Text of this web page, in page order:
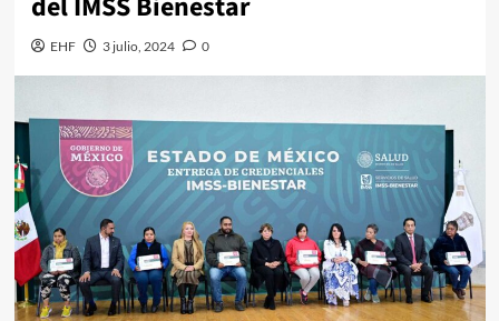
EHF 3 julio, 2024 0